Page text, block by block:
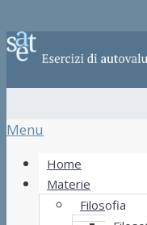
Menu
Home
Materie
Filosofia